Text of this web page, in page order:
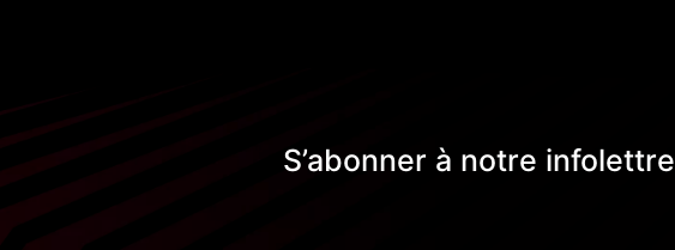
S’abonner à notre infolettre